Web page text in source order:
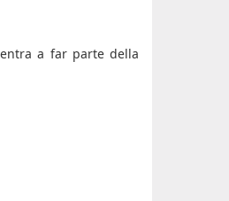
a far parte della